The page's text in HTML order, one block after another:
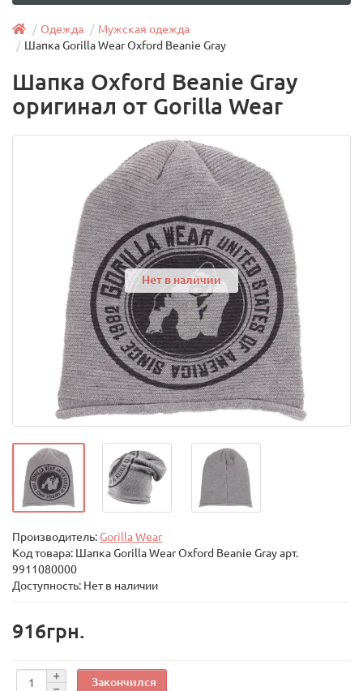
Одежда
Мужская одежда
Шапка Gorilla Wear Oxford Beanie Gray
Шапка Oxford Beanie Gray
оригинал от Gorilla Wear
Нет в наличии
Производитель: Gorilla Wear
Код товара: Шапка Gorilla Wear Oxford Beanie Gray арт.
9911080000
Доступность: Нет в наличии
916грн.
Закончился